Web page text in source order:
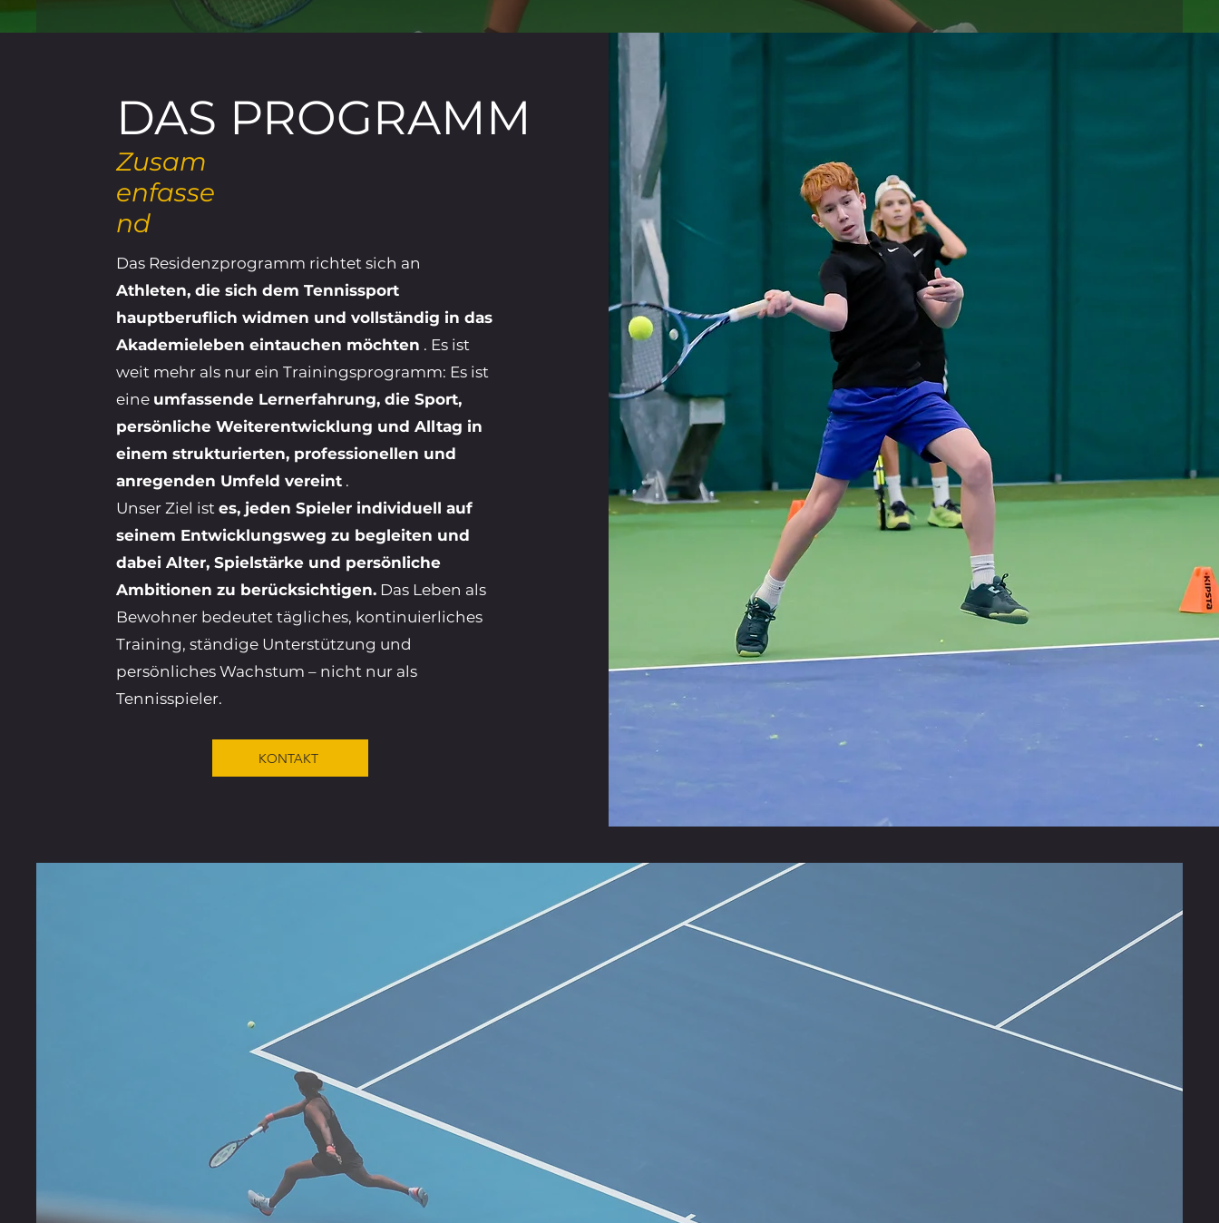
DAS PROGRAMM
Zusam
enfasse
nd
Das Residenzprogramm richtet sich an
Athleten, die sich dem Tennissport
hauptberuflich widmen und vollständig in das
Akademieleben eintauchen möchten . Es ist
weit mehr als nur ein Trainingsprogramm: Es ist
eine umfassende Lernerfahrung, die Sport,
persönliche Weiterentwicklung und Alltag in
einem strukturierten, professionellen und
anregenden Umfeld vereint.
Unser Ziel ist es, jeden Spieler individuell auf
seinem Entwicklungsweg zu begleiten und
dabei Alter, Spielstärke und persönliche
Ambitionen zu berücksichtigen.Das Leben als
Bewohner bedeutet tägliches, kontinuierliches
Training, ständige Unterstützung und
persönliches Wachstum – nicht nur als
Tennisspieler.
KONTAKT